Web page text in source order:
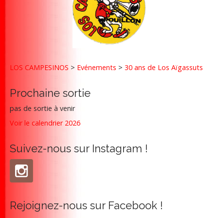
i
o
n
LOS CAMPESINOS > Evénements > 30 ans de Los Aïgassuts
Prochaine sortie
pas de sortie à venir
Voir le calendrier 2026
Suivez-nous sur Instagram !
Rejoignez-nous sur Facebook !